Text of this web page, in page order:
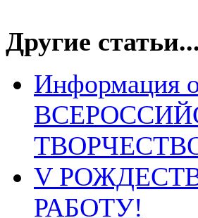
Другие статьи...
V
РАБОТУ!